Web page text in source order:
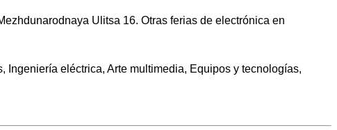
Ulitsa 16. Otras ferias de electrónica en
eléctrica, Arte multimedia, Equipos y tecnologías,